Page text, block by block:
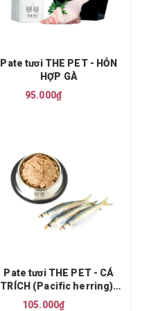
Pate tươi THE PET - HỖN
HỢP GÀ
95.000₫
Pate tươi THE PET - CÁ
TRÍCH (Pacific herring) |
Order trước 1 ngày
105.000₫